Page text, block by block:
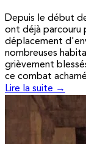
Depuis le début
ont déjà parcouru
déplacement
nombreuses
grièvement
ce combat
Lire la suite →